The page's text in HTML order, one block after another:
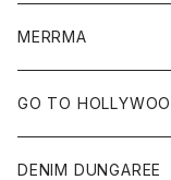
MERRMA
GO TO
DENIM DUNGAREE